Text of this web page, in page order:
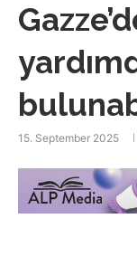
15. September 2025